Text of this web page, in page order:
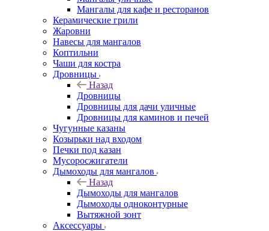
Мангалы для кафе и ресторанов
Керамические грили
Жаровни
Навесы для мангалов
Коптильни
Чаши для костра
Дровницы
Назад
Дровницы
Дровницы для дачи уличные
Дровницы для каминов и печей
Чугунные казаны
Козырьки над входом
Печки под казан
Мусоросжигатели
Дымоходы для мангалов
Назад
Дымоходы для мангалов
Дымоходы одноконтурные
Вытяжной зонт
Аксессуары